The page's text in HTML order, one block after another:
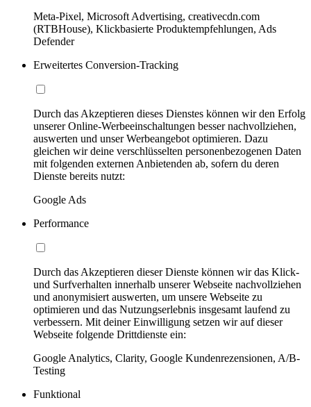
Meta-Pixel, Microsoft Advertising, creativecdn.com
(RTBHouse), Klickbasierte Produktempfehlungen, Ads
Defender
Erweitertes Conversion-Tracking
Durch das Akzeptieren dieses Dienstes können wir den Erfolg
unserer Online-Werbeeinschaltungen besser nachvollziehen,
auswerten und unser Werbeangebot optimieren. Dazu
gleichen wir deine verschlüsselten personenbezogenen Daten
mit folgenden externen Anbietenden ab, sofern du deren
Dienste bereits nutzt:
Google Ads
Performance
Durch das Akzeptieren dieser Dienste können wir das Klick-
und Surfverhalten innerhalb unserer Webseite nachvollziehen
und anonymisiert auswerten, um unsere Webseite zu
optimieren und das Nutzungserlebnis insgesamt laufend zu
verbessern. Mit deiner Einwilligung setzen wir auf dieser
Webseite folgende Drittdienste ein:
Google Analytics, Clarity, Google Kundenrezensionen, A/B-
Testing
Funktional